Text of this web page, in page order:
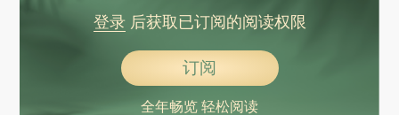
登录后获取已订阅的阅读权限
订阅
全年畅览 轻松阅读